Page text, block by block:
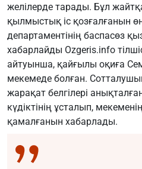
желілерде тарады. Бұл
қылмыстық іс қозғалғанын
департаментінің баспасөз
хабарлайды Ozgeris.info
айтуынша, қайғылы оқиға
мекемеде болған.
жарақат белгілері
күдіктінің ұсталып,
қамалғанын хабарлады.